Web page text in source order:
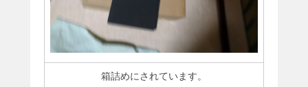
箱詰めにされています。